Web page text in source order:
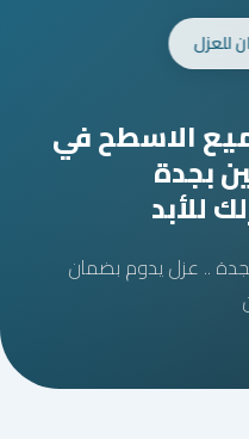
للعزل
الاسطح في
بجدة
للأبد
بجدة .. عزل يدوم بضمان